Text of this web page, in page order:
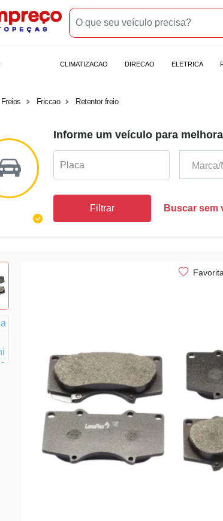
CLIMATIZACAO DIRECAO ELETRICA
Freios Friccao Retentor freio
Informe um veículo para
Filtrar Buscar sem